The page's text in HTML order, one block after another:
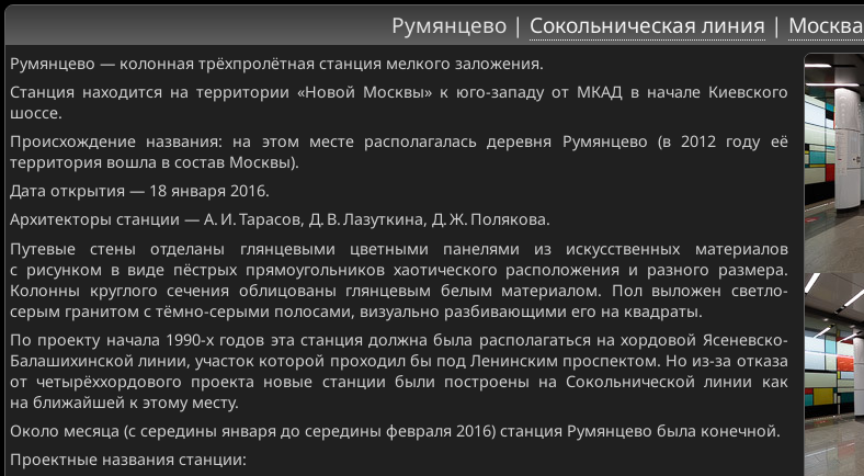
Румянцево | Сокольническая линия | Москва
Румянцево — колонная трёхпролётная станция мелкого заложения.
Станция находится на территории «Новой Москвы» к юго-западу от МКАД в начале Киевского
шоссе.
Происхождение названия: на этом месте располагалась деревня Румянцево (в 2012 году её
территория вошла в состав Москвы).
Дата открытия — 18 января 2016.
Архитекторы станции — А. И. Тарасов, Д. В. Лазуткина, Д. Ж. Полякова.
Путевые стены отделаны глянцевыми цветными панелями из искусственных материалов
с рисунком в виде пёстрых прямоугольников хаотического расположения и разного размера.
Колонны круглого сечения облицованы глянцевым белым материалом. Пол выложен светло-
серым гранитом с тёмно-серыми полосами, визуально разбивающими его на квадраты.
По проекту начала 1990-х годов эта станция должна была располагаться на хордовой Ясеневско-
Балашихинской линии, участок которой проходил бы под Ленинским проспектом. Но из-за отказа
от четырёххордового проекта новые станции были построены на Сокольнической линии как
на ближайшей к этому месту.
Около месяца (с середины января до середины февраля 2016) станция Румянцево была конечной.
Проектные названия станции: